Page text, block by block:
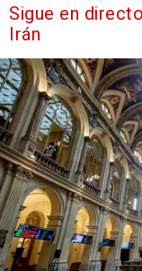
Sigue en
Irán